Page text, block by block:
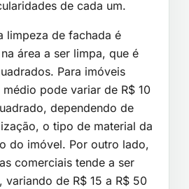
de cada um.
limpeza de fachada é
área a ser limpa, que é
Para imóveis
pode variar de R$ 10
dependendo de
o tipo de material da
do imóvel. Por outro lado,
comerciais tende a ser
variando de R$ 15 a R$ 50